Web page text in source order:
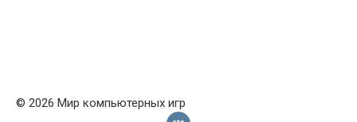
© 2026 Мир компьютерных игр